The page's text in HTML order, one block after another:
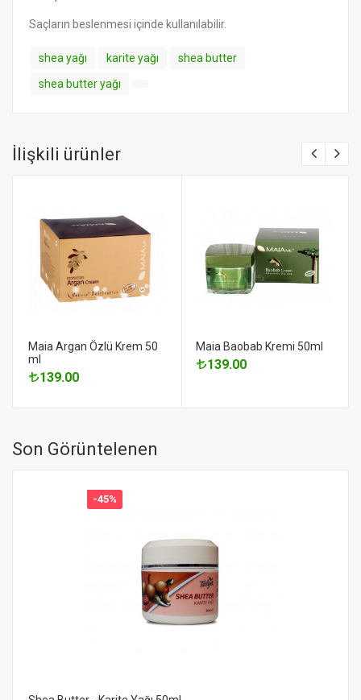
Saçların beslenmesi içinde kullanılabilir.
shea yağı karite yağı
shea butter
shea butter yağı
İlişkili ürünler
Maia Argan Özlü Krem 50
ml
139.00
Maia Baobab Kremi 50ml
139.00
Son Görüntelenen
-45%